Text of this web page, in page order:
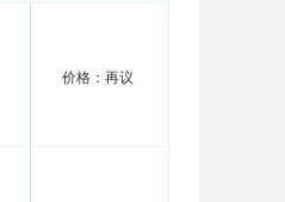
价格：再议